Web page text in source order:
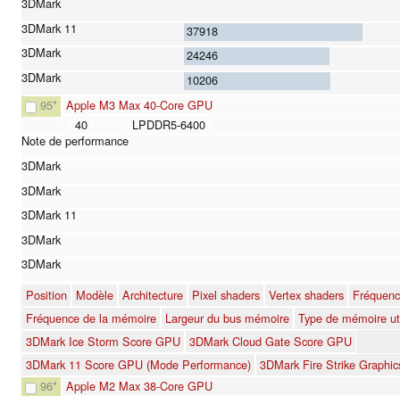
37918
24246
10206
95* Apple M3 Max 40-Core GPU
40
LPDDR5-6400
Position Modèle Architecture Pixel shaders Vertex shaders
Fréquence de la mémoire Largeur du bus mémoire Type de mémoire
3DMark Ice Storm Score GPU 3DMark Cloud Gate Score GPU
3DMark 11 Score GPU (Mode Performance) 3DMark Fire Strike
96* Apple M2 Max 38-Core GPU